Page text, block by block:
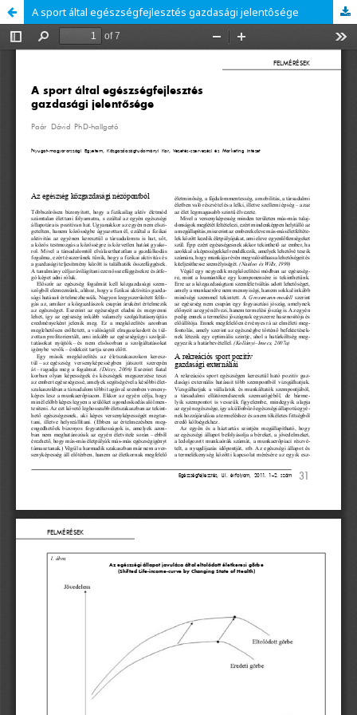
A sport által egészségfejlesztés gazdasági jelentôsége